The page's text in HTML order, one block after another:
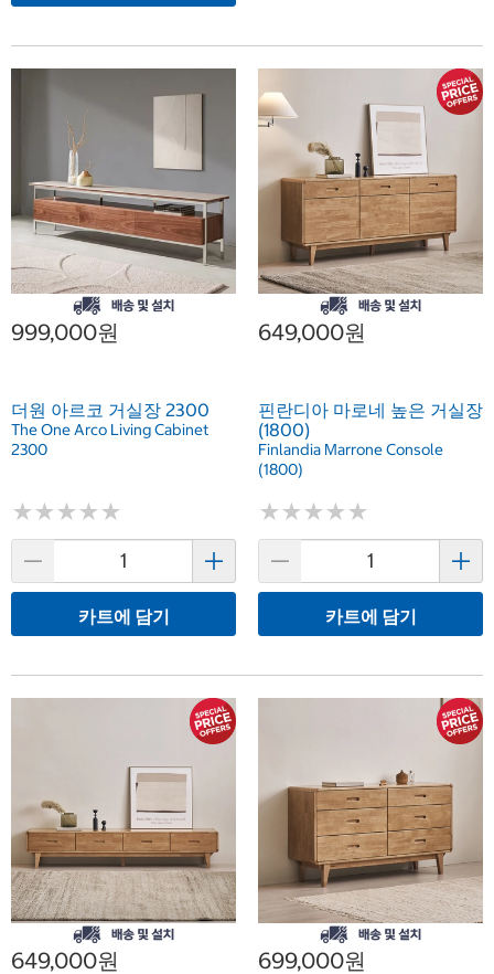
999,000원
더원 아르코 거실장 2300
The One Arco Living Cabinet
2300
★★★★★
★★★★★
카트에 담기
649,000원
핀란디아 마로네 높은 거실장
(1800)
Finlandia Marrone Console
(1800)
★★★★★
★★★★★
카트에 담기
649,000원 699,000원